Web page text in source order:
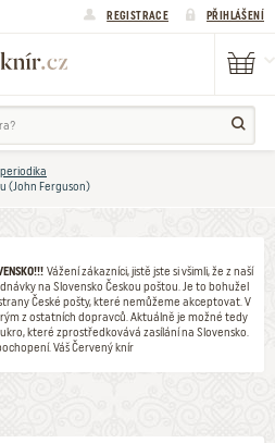
REGISTRACE PŘIHLÁŠENÍ
periodika
(John Ferguson)
Vážení zákazníci, jistě jste si všimli, že z naší
na Slovensko Českou poštou. Je to bohužel
České pošty, které nemůžeme akceptovat. V
z ostatních dopravců. Aktuálně je možné tedy
které zprostředkovává zasílání na Slovensko.
Váš Červený knír